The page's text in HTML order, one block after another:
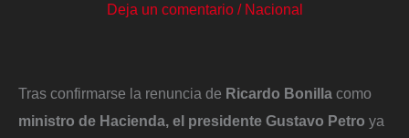
Deja un comentario / Nacional
Tras confirmarse la renuncia de Ricardo Bonilla como
ministro de Hacienda, el presidente Gustavo Petro ya